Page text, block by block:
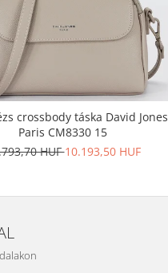
crossbody táska David Jones
Paris CM8330 15
HUF10.193,50 HUF